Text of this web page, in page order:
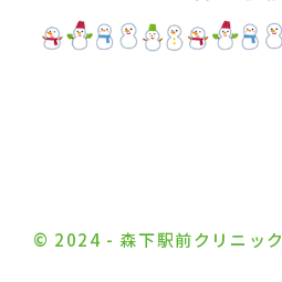
© 2024 - 森下駅前クリニック